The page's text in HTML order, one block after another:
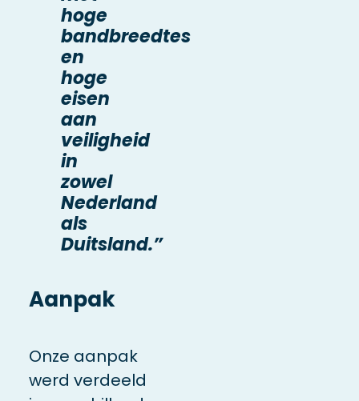
hoge
bandbreedtes
en
hoge
eisen
aan
veiligheid
in
zowel
Nederland
als
Duitsland.”
Aanpak
Onze aanpak
werd verdeeld